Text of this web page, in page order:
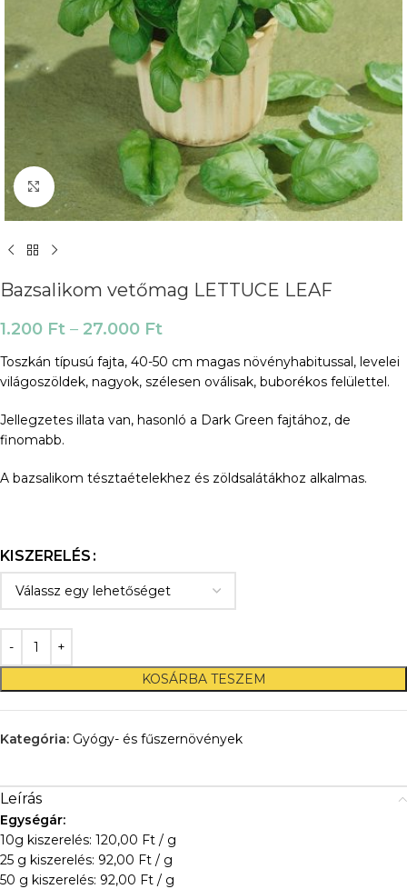
Click to enlarge
Bazsalikom vetőmag LETTUCE LEAF
1.200 Ft – 27.000 Ft
Toszkán típusú fajta, 40-50 cm magas növényhabitussal, levelei
világoszöldek, nagyok, szélesen oválisak, buborékos felülettel.
Jellegzetes illata van, hasonló a Dark Green fajtához, de
finomabb.
A bazsalikom tésztaételekhez és zöldsalátákhoz alkalmas.
KISZERELÉS
KOSÁRBA TESZEM
Kategória: Gyógy- és fűszernövények
Leírás
Egységár:
10g kiszerelés: 120,00 Ft / g
25 g kiszerelés: 92,00 Ft / g
50 g kiszerelés: 92,00 Ft / g